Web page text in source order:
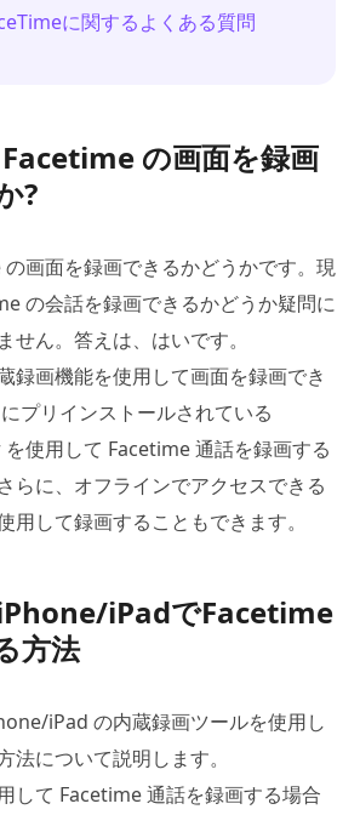
に関するよくある質問
の画面を録画
?
画面を録画できるかどうかです。現
の会話を録画できるかどうか疑問に
せん。答えは、はいです。
録画機能を使用して画面を録画でき
プリインストールされている
使用して Facetime 通話を録画する
らに、オフラインでアクセスできる
用して録画することもできます。
iPadでFacetime
方法
iPad の内蔵録画ツールを使用し
法について説明します。
して Facetime 通話を録画する場合